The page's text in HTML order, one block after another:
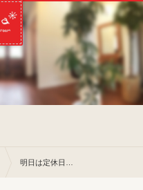
明日は定休日です